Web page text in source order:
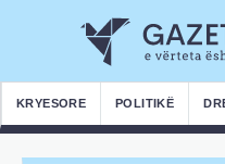
KRYESORE POLITIKË